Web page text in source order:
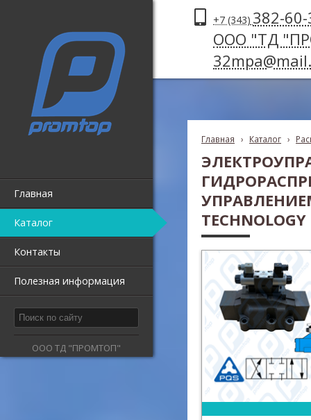
Главная
Каталог
Контакты
Полезная информация
ООО ТД "ПРОМТОП"
+7 (343) 382-
ООО "ТД
Главная › Каталог ›